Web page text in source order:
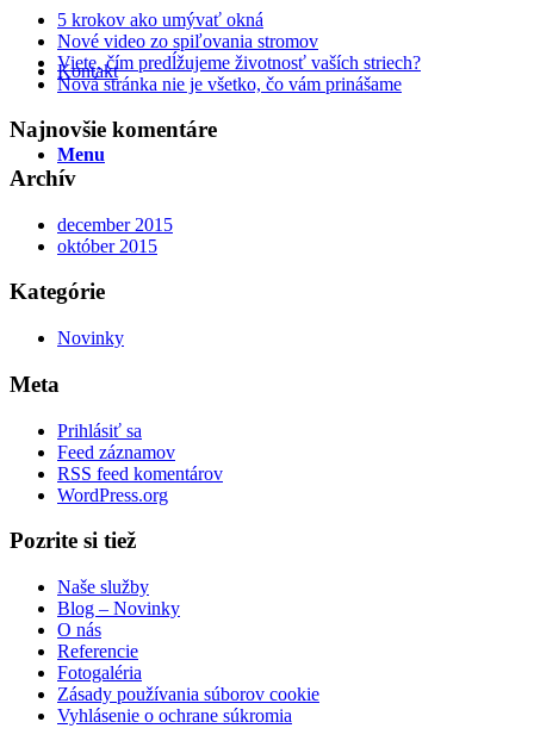
Kontakt
Menu
5 krokov ako umývať okná
Nové video zo spiľovania stromov
Viete, čím predĺžujeme životnosť vaších striech?
Nová stránka nie je všetko, čo vám prinášame
Najnovšie komentáre
Archív
december 2015
október 2015
Kategórie
Novinky
Meta
Prihlásiť sa
Feed záznamov
RSS feed komentárov
WordPress.org
Pozrite si tiež
Naše služby
Blog – Novinky
O nás
Referencie
Fotogaléria
Zásady používania súborov cookie
Vyhlásenie o ochrane súkromia